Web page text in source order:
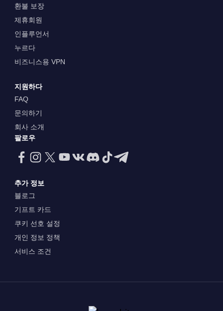
환불 보장
제휴회원
인플루언서
누르다
비즈니스용 VPN
지원하다
FAQ
문의하기
회사 소개
팔로우
추가 정보
블로그
기프트 카드
쿠키 선호 설정
개인 정보 정책
서비스 조건